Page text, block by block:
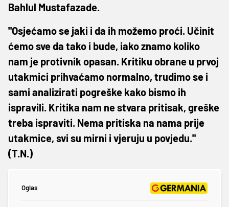
Bahlul Mustafazade.
"Osjećamo se jaki i da ih možemo proći. Učinit
ćemo sve da tako i bude, iako znamo koliko
nam je protivnik opasan. Kritiku obrane u prvoj
utakmici prihvaćamo normalno, trudimo se i
sami analizirati pogreške kako bismo ih
ispravili. Kritika nam ne stvara pritisak, greške
treba ispraviti. Nema pritiska na nama prije
utakmice, svi su mirni i vjeruju u povjedu."
(T.N.)
Oglas